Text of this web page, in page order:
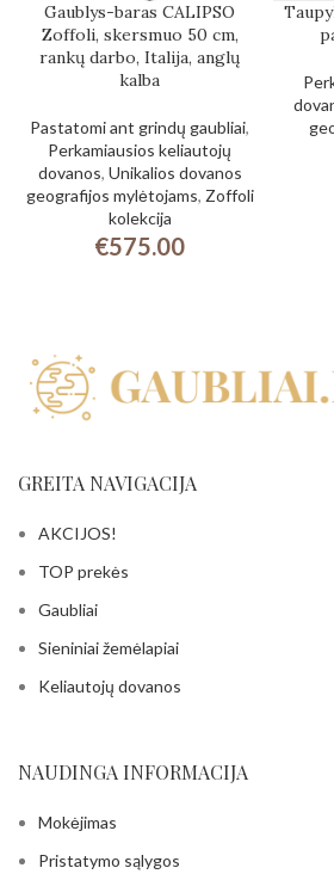
Gaublys-baras CALIPSO
Zoffoli, skersmuo 50 cm,
rankų darbo, Italija, anglų
kalba
Pastatomi ant grindų gaubliai,
Perkamiausios keliautojų
dovanos, Unikalios dovanos
geografijos mylėtojams, Zoffoli
kolekcija
€575.00
GREITA NAVIGACIJA
AKCIJOS!
TOP prekės
Gaubliai
Sieniniai žemėlapiai
Keliautojų dovanos
NAUDINGA INFORMACIJA
Mokėjimas
Pristatymo sąlygos